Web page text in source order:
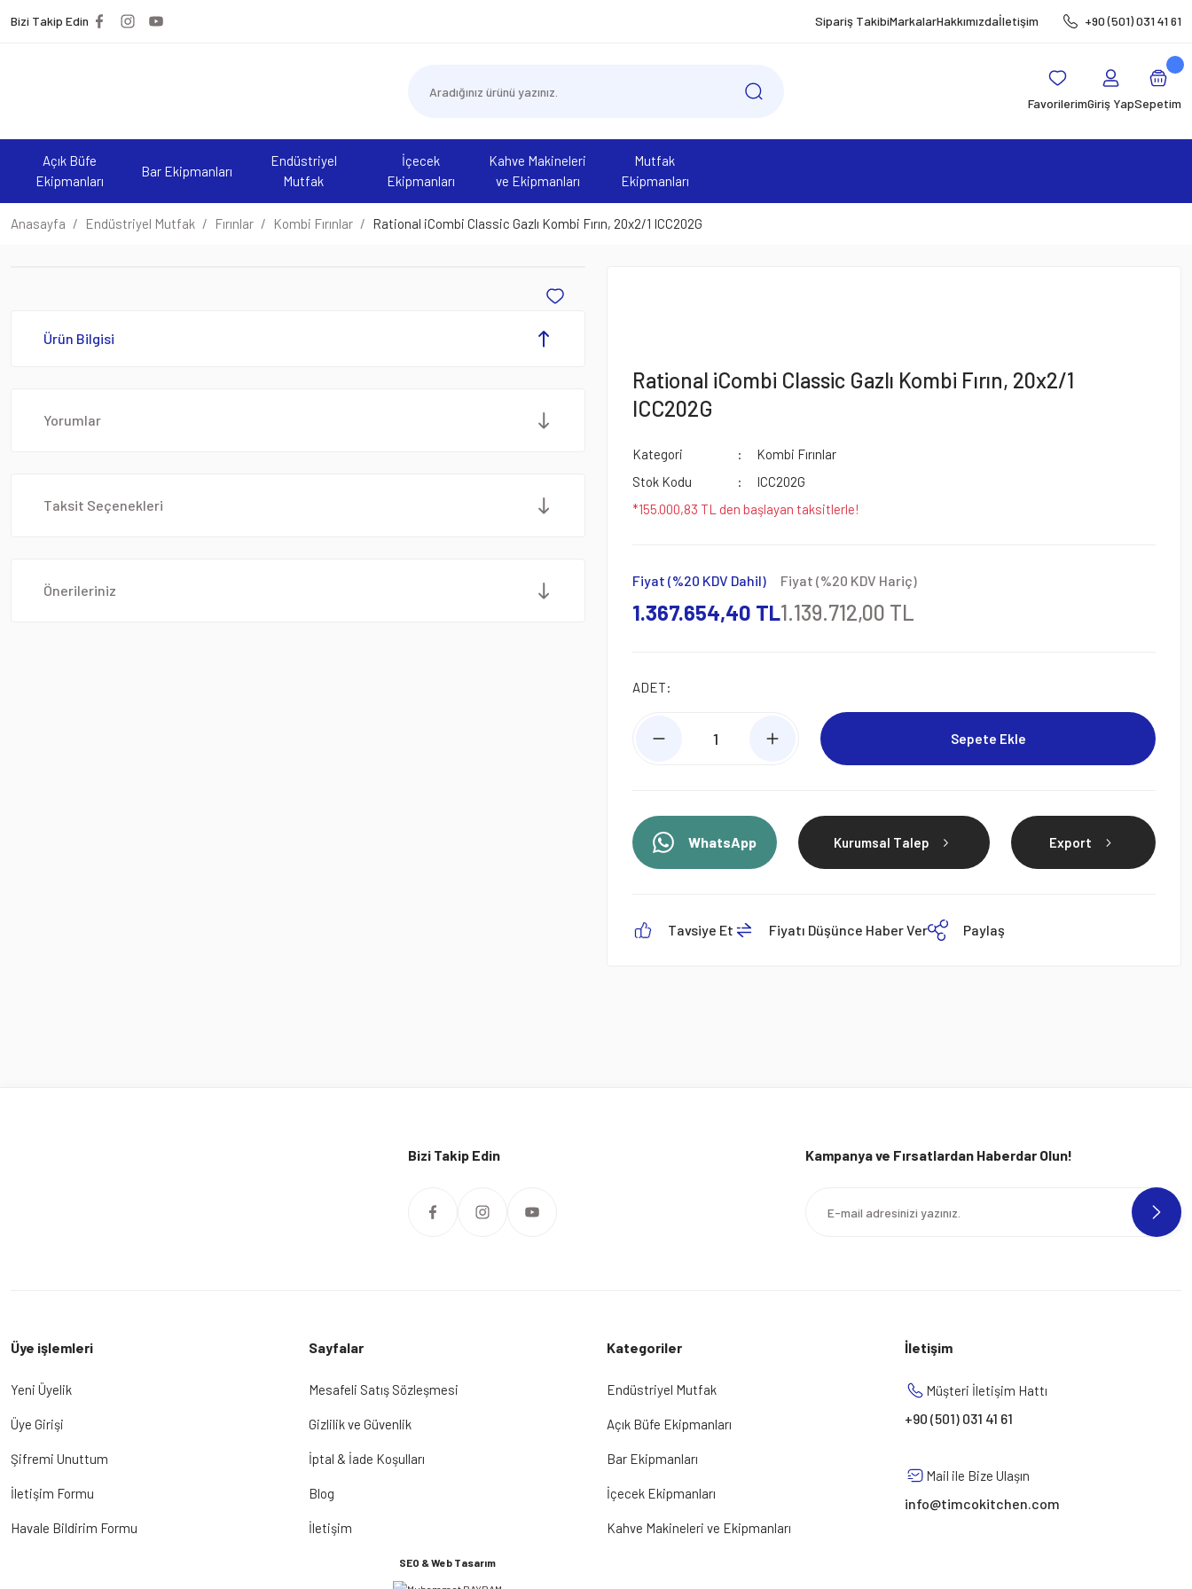
Bizi Takip Edin Sipariş TakibiMarkalarHakkımızdaİletişim +90 (501) 031 41 61
FavorilerimGiriş YapSepetim
Açık Büfe
Ekipmanları
Bar Ekipmanları
Endüstriyel
Mutfak
İçecek
Ekipmanları
Kahve Makineleri
ve Ekipmanları
Mutfak
Ekipmanları
Anasayfa Endüstriyel Mutfak Fırınlar Kombi Fırınlar Rational iCombi Classic Gazlı Kombi Fırın, 20x2/1 ICC202G
Ürün Bilgisi
Yorumlar
Taksit Seçenekleri
Önerileriniz
Rational iCombi Classic Gazlı Kombi Fırın, 20x2/1
ICC202G
Kategori
Kombi Fırınlar
Stok Kodu
ICC202G
*155.000,83 TL den başlayan taksitlerle!
Fiyat (%20 KDV Dahil)
1.367.654,40 TL
Fiyat (%20 KDV Hariç)
1.139.712,00 TL
ADET:
Sepete Ekle
WhatsApp Kurumsal Talep Export
Tavsiye Et Fiyatı Düşünce Haber Ver Paylaş
Bizi Takip Edin Kampanya ve Fırsatlardan Haberdar Olun!
Üye işlemleri
Yeni Üyelik
Üye Girişi
Şifremi Unuttum
İletişim Formu
Havale Bildirim Formu
Sayfalar
Mesafeli Satış Sözleşmesi
Gizlilik ve Güvenlik
İptal & İade Koşulları
Blog
İletişim
Kategoriler
Endüstriyel Mutfak
Açık Büfe Ekipmanları
Bar Ekipmanları
İçecek Ekipmanları
Kahve Makineleri ve Ekipmanları
SEO & Web Tasarım
İletişim
Müşteri İletişim Hattı
+90 (501) 031 41 61
Mail ile Bize Ulaşın
info@timcokitchen.com